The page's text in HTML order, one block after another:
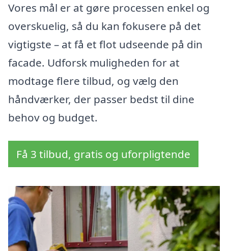
Vores mål er at gøre processen enkel og
overskuelig, så du kan fokusere på det
vigtigste – at få et flot udseende på din
facade. Udforsk muligheden for at
modtage flere tilbud, og vælg den
håndværker, der passer bedst til dine
behov og budget.
Få 3 tilbud, gratis og uforpligtende